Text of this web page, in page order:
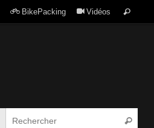
BikePacking Vidéos